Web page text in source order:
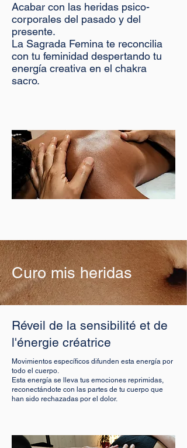
Acabar con las heridas psico-
corporales del pasado y del
presente.
La Sagrada Femina te reconcilia
con tu feminidad despertando tu
energía creativa en el chakra
sacro.
Curo mis heridas
Réveil de la sensibilité et de
l'énergie créatrice
Movimientos específicos difunden esta energía por
todo el cuerpo.
Esta energía se lleva tus emociones reprimidas,
reconectándote con las partes de tu cuerpo que
han sido rechazadas por el dolor.